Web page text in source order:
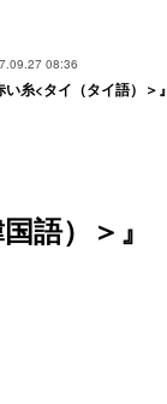
08:36
い糸<タイ（タイ語）＞』
語）＞』